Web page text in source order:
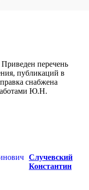
перечень
публикаций в
снабжена
Ю.Н.
Случевский
Константин